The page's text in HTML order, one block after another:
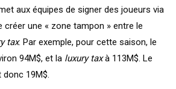
aux équipes de signer des joueurs via
créer une « zone tampon » entre le
tax. Par exemple, pour cette saison, le
94M$, et la luxury taxà 113M$. Le
19M$.